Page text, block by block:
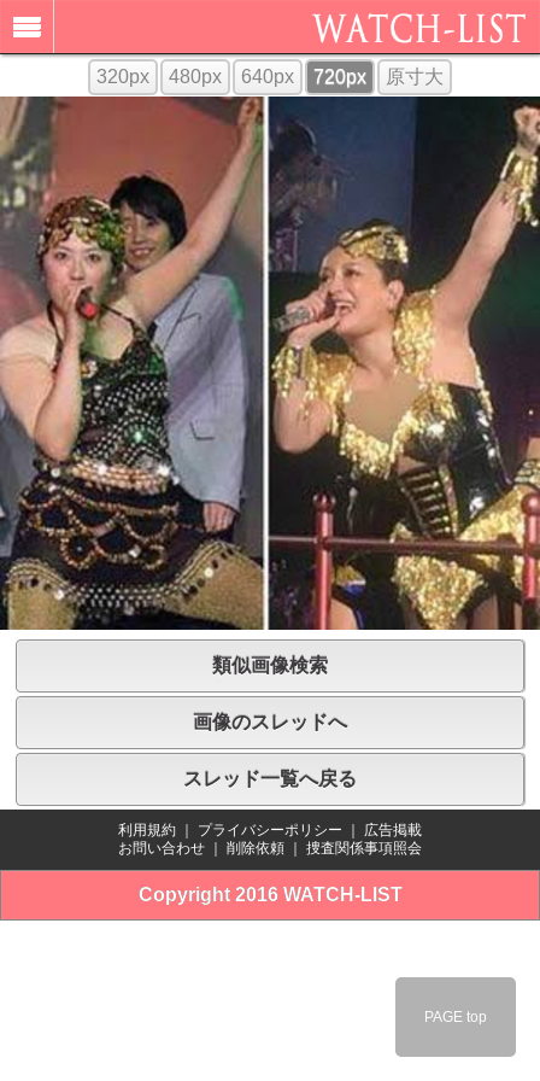
320px 480px 640px 720px 原寸大
類似画像検索
画像のスレッドへ
スレッド一覧へ戻る
利用規約 ｜ プライバシーポリシー ｜ 広告掲載
お問い合わせ ｜ 削除依頼 ｜ 捜査関係事項照会
Copyright 2016 WATCH-LIST
PAGE top